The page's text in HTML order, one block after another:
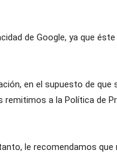
de Google, ya que
en el supuesto de que
a la Política de
le recomendamos que